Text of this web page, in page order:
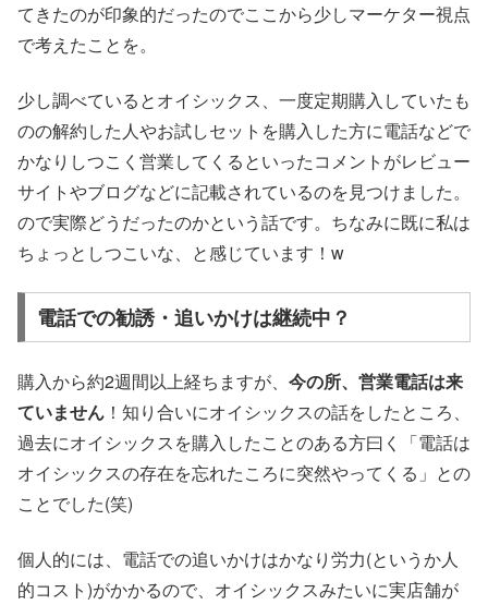
てきたのが印象的だったのでここから少しマーケター視点
で考えたことを。
少し調べているとオイシックス、一度定期購入していたも
のの解約した人やお試しセットを購入した方に電話などで
かなりしつこく営業してくるといったコメントがレビュー
サイトやブログなどに記載されているのを見つけました。
ので実際どうだったのかという話です。ちなみに既に私は
ちょっとしつこいな、と感じています！w
電話での勧誘・追いかけは継続中？
購入から約2週間以上経ちますが、 今の所、営業電話は来
ていません ！知り合いにオイシックスの話をしたところ、
過去にオイシックスを購入したことのある方曰く「電話は
オイシックスの存在を忘れたころに突然やってくる」との
ことでした(笑)
個人的には、電話での追いかけはかなり労力(というか人
的コスト)がかかるので、オイシックスみたいに実店舗が